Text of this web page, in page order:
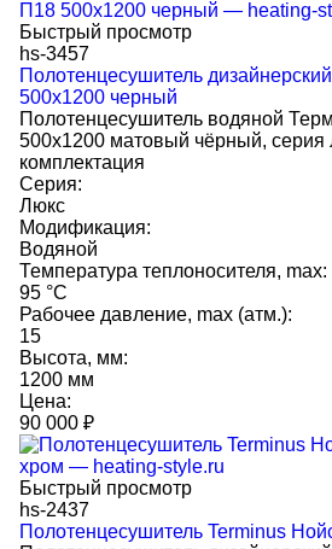
Быстрый просмотр
hs-3457
Полотенцесушитель
500х1200 черный
Полотенцесушитель водяной
500х1200 матовый чёрный, серия
комплектация
Серия:
Люкс
Модификация:
Водяной
Температура теплоносителя, max:
95 °C
Рабочее давление, max (атм.):
15
Высота, мм:
1200 мм
Цена:
90 000 ₽
Быстрый просмотр
hs-2437
Полотенцесушитель Terminus